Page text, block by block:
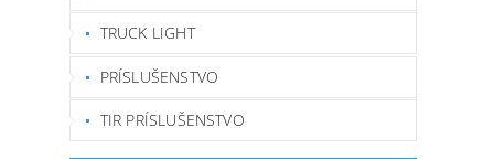
TRUCK LIGHT
PRÍSLUŠENSTVO
TIR PRÍSLUŠENSTVO